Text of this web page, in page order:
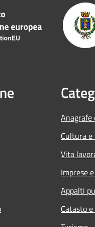
Cultura
Vita
Imprese
Appalti
Catasto